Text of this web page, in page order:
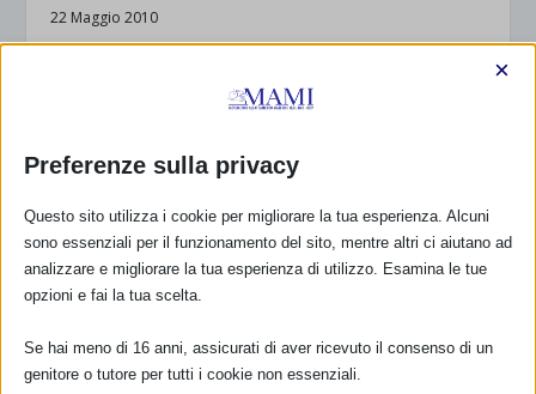
22 Maggio 2010
Preferenze sulla privacy
×
Questo sito utilizza i cookie per migliorare la tua esperienza. Alcuni
sono essenziali per il funzionamento del sito, mentre altri ci aiutano ad
analizzare e migliorare la tua esperienza di utilizzo. Esamina le tue
opzioni e fai la tua scelta.
Se hai meno di 16 anni, assicurati di aver ricevuto il consenso di un
genitore o tutore per tutti i cookie non essenziali.